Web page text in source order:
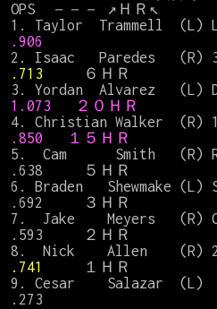
OPS  －－－ ↗ＨＲ↖
1. Taylor  Trammell  (L)
.906
2. Isaac   Paredes   (R)
.713
   ６ＨＲ
3. Yordan  Alvarez   (L)
1.073   ２０ＨＲ
4. Christian Walker  (R)
.850   １ ５ＨＲ
5.  Cam      Smith   (R)
.638     ５ＨＲ
6. Braden   Shewmake
.692     ３ＨＲ
7.  Jake    Meyers   (R)
.593     ２ＨＲ
8.  Nick    Allen    (R)
.741
    １ＨＲ
9. Cesar    Salazar  (L)
.273